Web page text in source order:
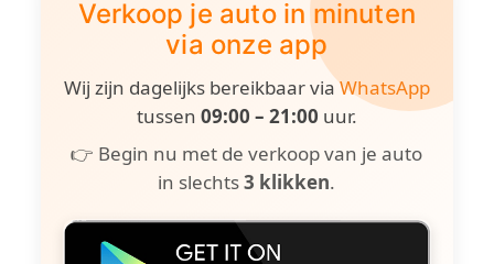
Verkoop je auto in minuten
via onze app
Wij zijn dagelijks bereikbaar viaWhatsApp
tussen 09:00 – 21:00 uur.
👉 Begin nu met de verkoop van je auto
in slechts3 klikken.